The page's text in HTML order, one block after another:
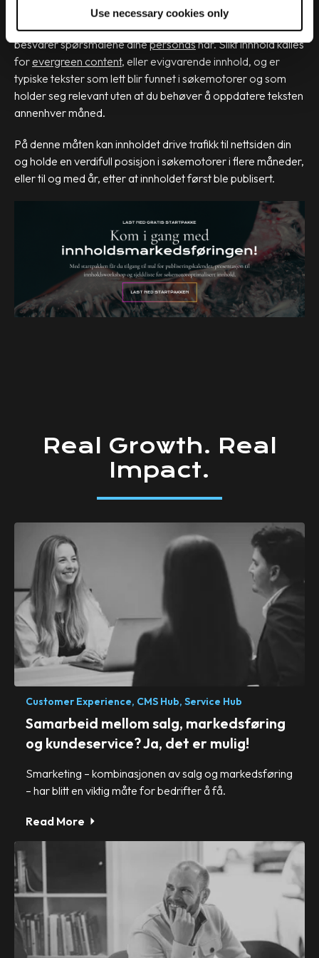
Use necessary cookies only
Det viktigste er derfor at du bygger opp en solid
innholdsbank med innhold som holder seg relevant og som
besvarer spørsmålene dinepersonashar. Slikt innhold kalles
forevergreen content, eller evigvarende innhold, og er
typiske tekster som lett blir funnet i søkemotorer og som
holder seg relevant uten at du behøver å oppdatere teksten
annenhver måned.
På denne måten kan innholdet drive trafikk til nettsiden din
og holde en verdifull posisjon i søkemotorer i flere måneder,
eller til og med år, etter at innholdet først ble publisert.
Real Growth. Real
Impact.
Customer Experience, CMS Hub, Service Hub
Samarbeid mellom salg, markedsføring
og kundeservice? Ja, det er mulig!
Smarketing – kombinasjonen av salg og markedsføring
– har blitt en viktig måte for bedrifter å få.
Read More